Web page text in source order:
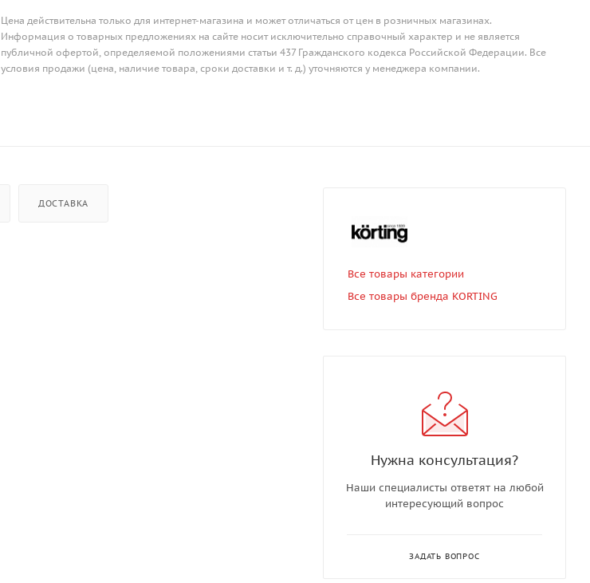
Цена действительна только для интернет-магазина и может отличаться от цен в розничных магазинах.
Информация о товарных предложениях на сайте носит исключительно справочный характер и не является
публичной офертой, определяемой положениями статьи 437 Гражданского кодекса Российской Федерации. Все
условия продажи (цена, наличие товара, сроки доставки и т. д.) уточняются у менеджера компании.
ДОСТАВКА
Все товары категории
Все товары бренда KORTING
Нужна консультация?
Наши специалисты ответят на любой
интересующий вопрос
ЗАДАТЬ ВОПРОС